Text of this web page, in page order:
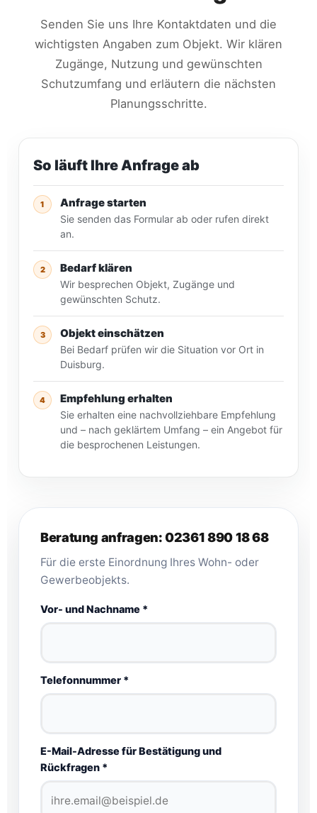
Senden Sie uns Ihre Kontaktdaten und die
wichtigsten Angaben zum Objekt. Wir klären
Zugänge, Nutzung und gewünschten
Schutzumfang und erläutern die nächsten
Planungsschritte.
So läuft Ihre Anfrage ab
1 Anfrage starten
Sie senden das Formular ab oder rufen direkt
an.
2 Bedarf klären
Wir besprechen Objekt, Zugänge und
gewünschten Schutz.
3 Objekt einschätzen
Bei Bedarf prüfen wir die Situation vor Ort in
Duisburg.
4 Empfehlung erhalten
Sie erhalten eine nachvollziehbare Empfehlung
und – nach geklärtem Umfang – ein Angebot für
die besprochenen Leistungen.
Beratung anfragen: 02361 890 18 68
Für die erste Einordnung Ihres Wohn- oder
Gewerbeobjekts.
Vor- und Nachname *
Telefonnummer *
E-Mail-Adresse für Bestätigung und
Rückfragen *